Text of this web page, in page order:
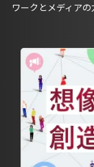
ワークとメディア